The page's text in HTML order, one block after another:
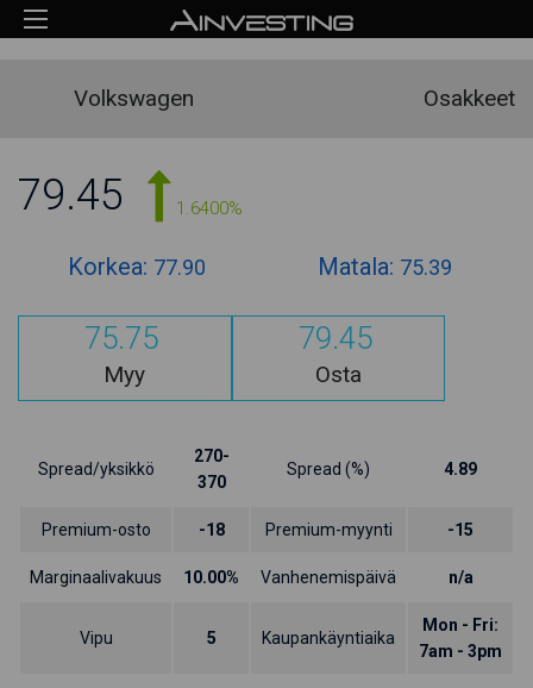
Volkswagen Osakkeet
79.45 1.6400%
Korkea: 77.90 Matala: 75.39
75.75
Myy
79.45
Osta
Spread/yksikkö
270-
370
Spread (%) 4.89
Premium-osto -18 Premium-myynti -15
Marginaalivakuus 10.00% Vanhenemispäivä n/a
Vipu 5 Kaupankäyntiaika
Mon - Fri:
7am - 3pm